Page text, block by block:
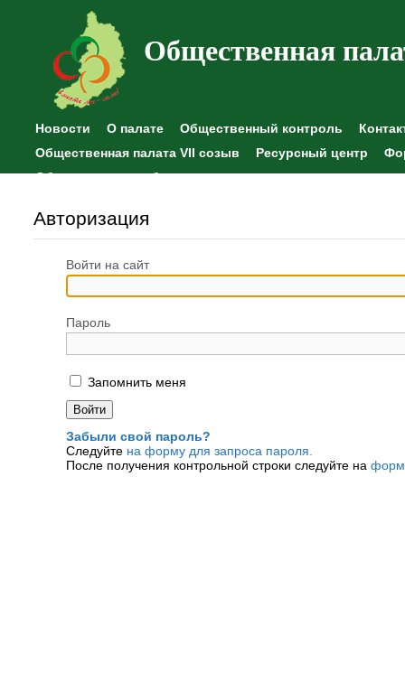
Общественная
Новости О палате Общественный контроль
Общественная палата VII созыв
Ресурсный центр
Общественные наблюдения
Авторизация
Войти на сайт
Пароль
Запомнить меня
Забыли свой пароль?
Следуйте на форму для запроса пароля.
После получения контрольной строки следуйте на